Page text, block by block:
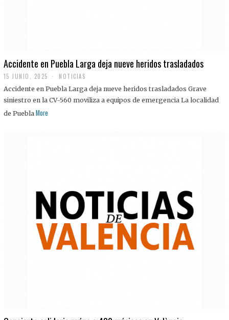
Accidente en Puebla Larga deja nueve heridos trasladados
15 JUNIO, 2025 NOTICIAS
Accidente en Puebla Larga deja nueve heridos trasladados Grave
siniestro en la CV-560 moviliza a equipos de emergencia La localidad
de Puebla More